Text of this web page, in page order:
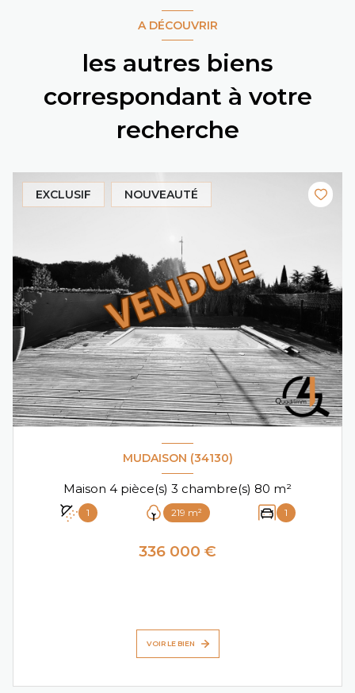
A DÉCOUVRIR
les autres biens
correspondant à votre
recherche
EXCLUSIF NOUVEAUTÉ
MUDAISON (34130)
Maison 4 pièce(s) 3 chambre(s) 80 m²
1 219 m² 1
336 000 €
VOIR LE BIEN